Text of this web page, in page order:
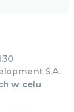
S.A.
w celu